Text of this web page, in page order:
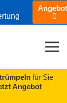
Angebot
für Sie
Angebot